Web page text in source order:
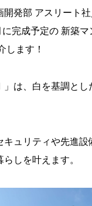
開発部 アスリート
完成予定の 新築マ
します！
」は、白を基調とし
キュリティや先進設
しを叶えます。